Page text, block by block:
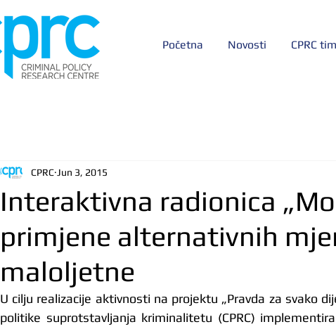
Početna Novosti CPRC tim
Interaktivna radionica
primjene alternativnih
maloljetne
CPRC Jun 3, 2015
U cilju realizacije aktivnosti na projektu „Pravda za svako
politike suprotstavljanja kriminalitetu (CPRC)